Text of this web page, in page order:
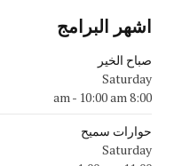
اشهر البرامج
صباح الخير
Saturday
8:00 am
- 10:00 am
حوارات سميح
Saturday